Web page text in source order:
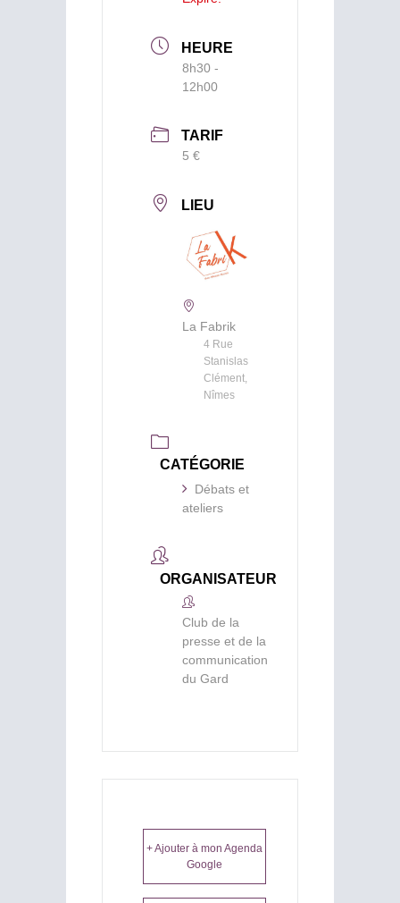
HEURE
8h30 -
12h00
TARIF
5 €
LIEU
La Fabrik
4 Rue
Stanislas
Clément,
Nîmes
CATÉGORIE
Débats et
ateliers
ORGANISATEUR
Club de la
presse et de la
communication
du Gard
+ Ajouter à mon Agenda
Google